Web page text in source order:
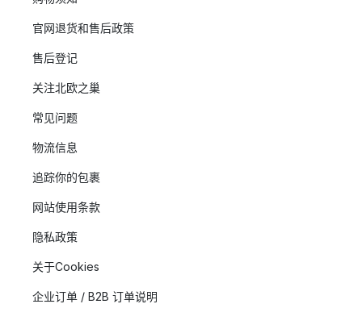
官网退货和售后政策
售后登记
关注北欧之巢
常见问题
物流信息
追踪你的包裹
网站使用条款
隐私政策
关于Cookies
企业订单 / B2B 订单说明